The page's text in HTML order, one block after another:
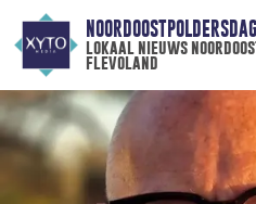
lokaal nieuws
flevoland